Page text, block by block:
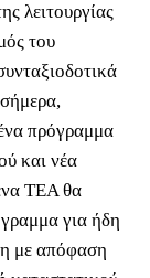
λειτουργίας
του
πρόγραμμα
και νέα
ΤΕΑ θα
για ήδη
με απόφαση